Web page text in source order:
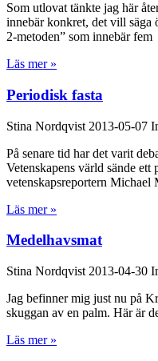
Som utlovat tänkte jag här
innebär konkret, det vill säga
2-metoden” som innebär fem
Läs mer »
Periodisk fasta
Stina Nordqvist 2013-05-07
På senare tid har det varit
Vetenskapens värld sände
vetenskapsreportern Michael
Läs mer »
Medelhavsmat
Stina Nordqvist 2013-04-30
Jag befinner mig just nu på
skuggan av en palm. Här är
Läs mer »